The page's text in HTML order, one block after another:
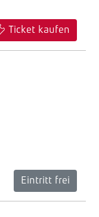
Ticket kaufen
Eintritt frei